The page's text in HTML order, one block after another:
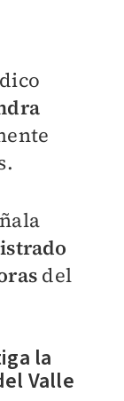
del
la
Valle